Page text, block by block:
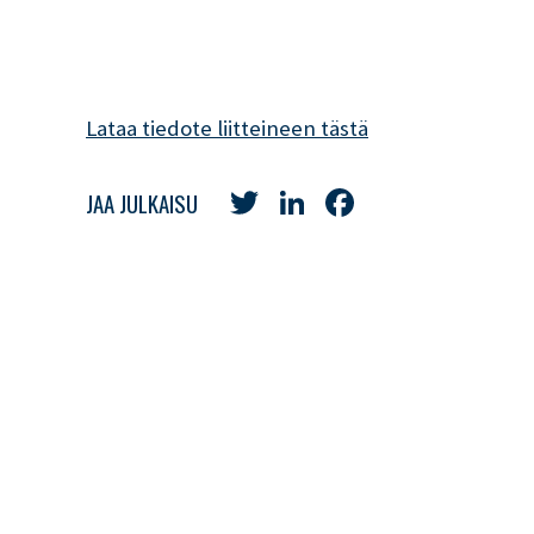
Lataa tiedote liitteineen tästä
JAA JULKAISU TwitterLinkedIn